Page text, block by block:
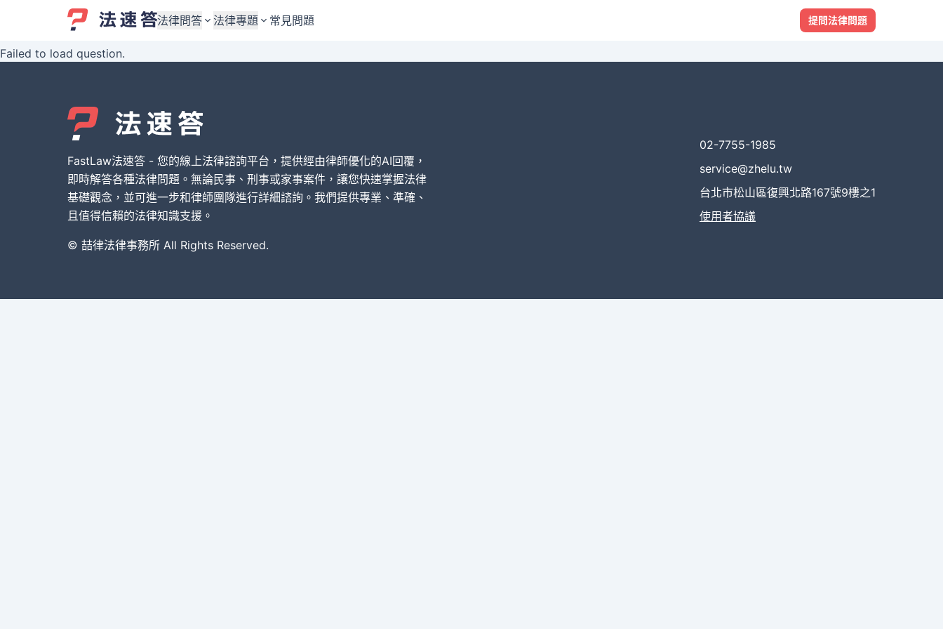
法律問答
婚姻與監護權
債務與債權
刑事犯罪案件
其他案件類型
法律專題
婚姻與監護權
債務與債權
刑事犯罪案件
其他案件類型
常見問題 提問法律問題
Failed to load question.
FastLaw法速答 - 您的線上法律諮詢平台，提供經由律師優化的AI回覆，
即時解答各種法律問題。無論民事、刑事或家事案件，讓您快速掌握法律
基礎觀念，並可進一步和律師團隊進行詳細諮詢。我們提供專業、準確、
且值得信賴的法律知識支援。
© 喆律法律事務所 All Rights Reserved.
02-7755-1985
service@zhelu.tw
台北市松山區復興北路167號9樓之1
使用者協議